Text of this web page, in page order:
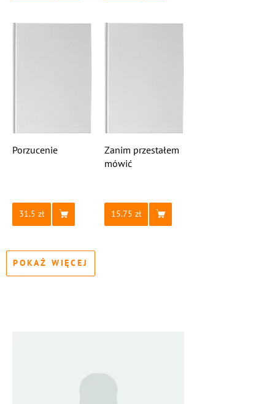
Porzucenie
31.5
Zanim przestałem
mówić
15.75
POKAŻ WIĘCEJ